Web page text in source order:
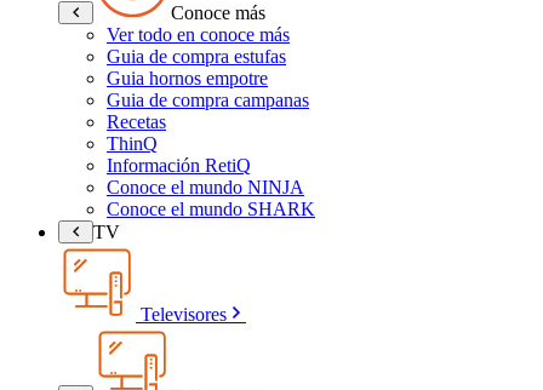
Conoce más
Ver todo en conoce más
Guia de compra estufas
Guia hornos empotre
Guia de compra campanas
Recetas
ThinQ
Información RetiQ
Conoce el mundo NINJA
Conoce el mundo SHARK
TV
Televisores